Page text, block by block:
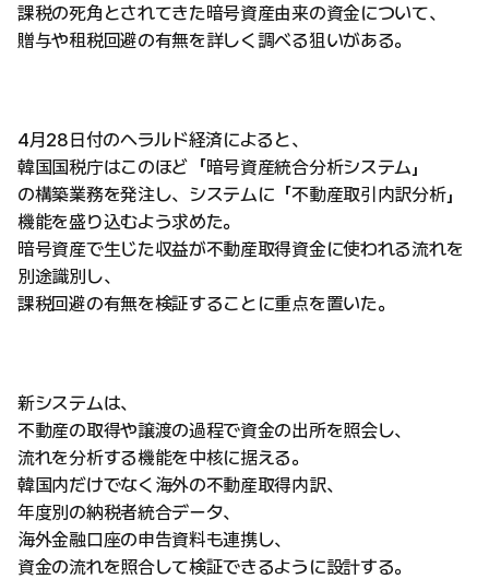
課税の死角とされてきた暗号資産由来の資金について、
贈与や租税回避の有無を詳しく調べる狙いがある。
4月28日付のヘラルド経済によると、
韓国国税庁はこのほど「暗号資産統合分析システム」
の構築業務を発注し、システムに「不動産取引内訳分析」
機能を盛り込むよう求めた。
暗号資産で生じた収益が不動産取得資金に使われる流れを
別途識別し、
課税回避の有無を検証することに重点を置いた。
新システムは、
不動産の取得や譲渡の過程で資金の出所を照会し、
流れを分析する機能を中核に据える。
韓国内だけでなく海外の不動産取得内訳、
年度別の納税者統合データ、
海外金融口座の申告資料も連携し、
資金の流れを照合して検証できるように設計する。